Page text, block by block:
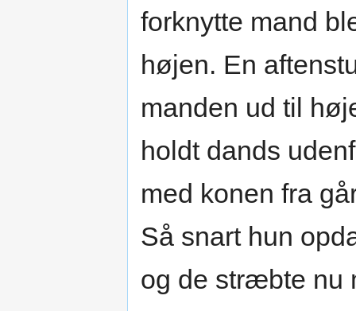
forknytte mand
højen. En
manden ud til
holdt dands
med konen fra
Så snart hun
og de stræbte nu